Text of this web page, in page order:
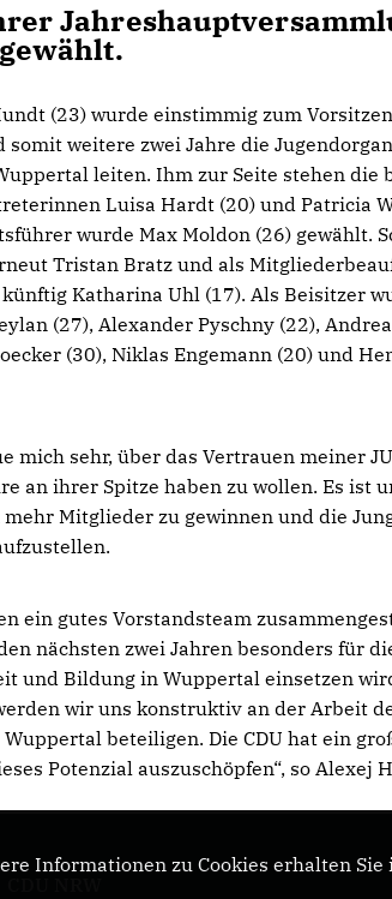
(23) wurde einstimmig zum
somit weitere zwei Jahre die
leiten. Ihm zur Seite stehen die
Luisa Hardt (20) und Patricia
wurde Max Moldon (26) gewählt.
Tristan Bratz und als
Katharina Uhl (17). Als Beisitzer
(27), Alexander Pyschny (22),
(30), Niklas Engemann (20) und
mich sehr, über das Vertrauen meiner
an ihrer Spitze haben zu wollen. Es ist
Mitglieder zu gewinnen und die
ein gutes Vorstandsteam
nächsten zwei Jahren besonders für
und Bildung in Wuppertal einsetzen
wir uns konstruktiv an der Arbeit
Wuppertal beteiligen. Die CDU hat ein
Potenzial auszuschöpfen“, so Alexej
Informationen zu Cookies erhalten